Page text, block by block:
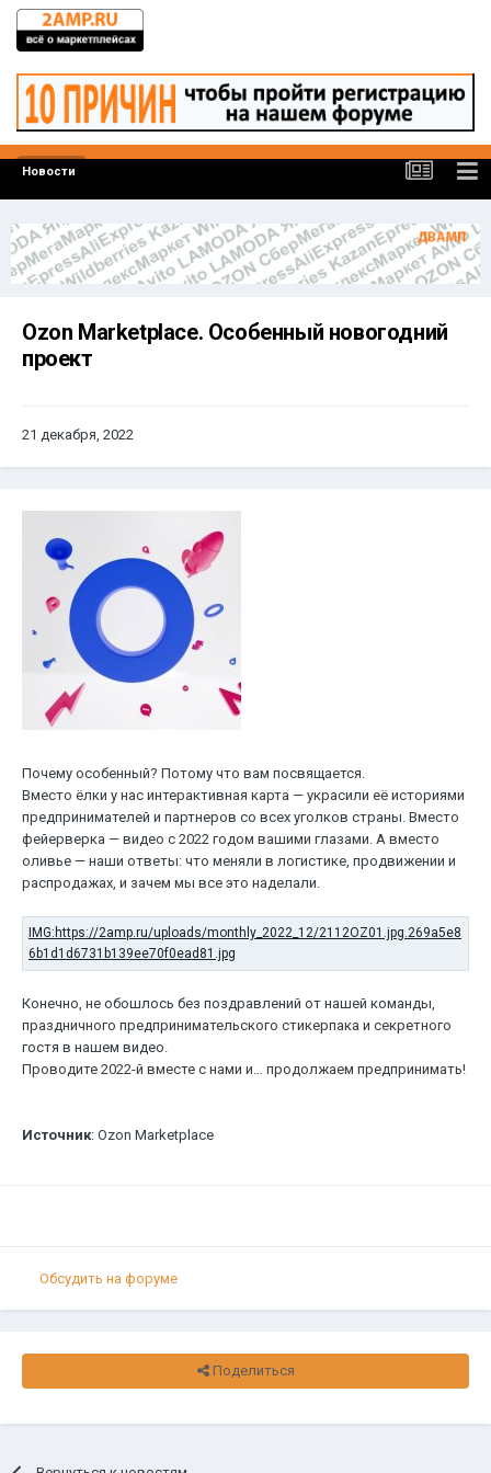
Новости
Ozon Marketplace. Особенный новогодний
проект
21 декабря, 2022
Почему особенный? Потому что вам посвящается.
Вместо ёлки у нас интерактивная карта — украсили её историями
предпринимателей и партнеров со всех уголков страны. Вместо
фейерверка — видео с 2022 годом вашими глазами. А вместо
оливье — наши ответы: что меняли в логистике, продвижении и
распродажах, и зачем мы все это наделали.
Конечно, не обошлось без поздравлений от нашей команды,
праздничного предпринимательского стикерпака и секретного
гостя в нашем видео.
Проводите 2022-й вместе с нами и… продолжаем предпринимать!
Источник: Ozon Marketplace
Обсудить на форуме
Поделиться